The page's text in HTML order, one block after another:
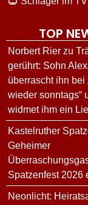
TOP
Norbert Rier zu
gerührt: Sohn
überrascht ihn bei
wieder sonntags“
widmet ihm ein
Kastelruther
Geheimer
Spatzenfest 2026
Neonlicht: